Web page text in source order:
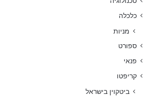
כלכלה
מניות
ספורט
פנאי
קריפטו
ביטקוין בישראל